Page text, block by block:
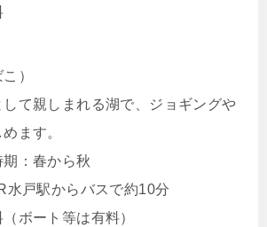
）
て親しまれる湖で、ジョギングや
ます。
：春から秋
水戸駅からバスで約10分
ボート等は有料）